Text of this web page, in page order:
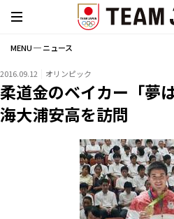
MENU ─ ニュース
2016.09.12 オリンピック
柔道金のベイカー「夢
海大浦安高を訪問